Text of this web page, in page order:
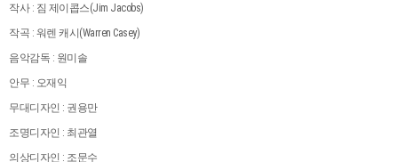
작사 : 짐 제이콥스(Jim Jacobs)
작곡 : 워렌 캐시(Warren Casey)
음악감독 : 원미솔
안무 : 오재익
무대디자인 : 권용만
조명디자인 : 최관열
의상디자인 : 조문수